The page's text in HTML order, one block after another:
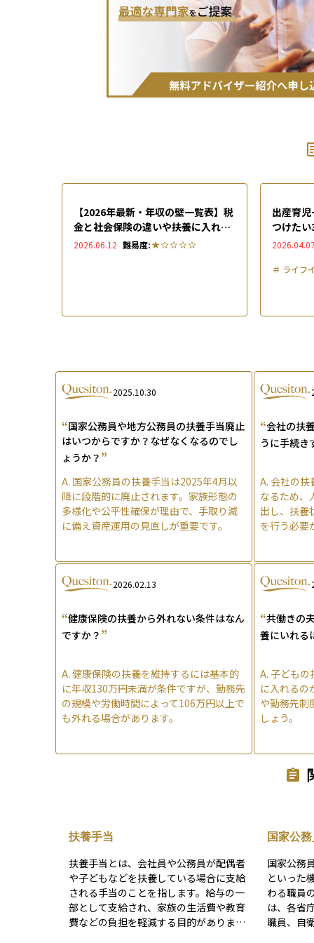
【2026年最新・年収の壁一覧表】税
金と社会保険の違いや扶養に入れる
ための手続きを解説
2026.06.12 難易度:
出産育
つけた
中の支
＃ ライフ
2025.10.30
“国家公務員や地方公務員の扶養手当廃止
はいつからですか？なぜなくなるのでし
ょうか？ ”
A. 国家公務員の扶養手当は2025年4月以
降に段階的に廃止されます。家族形態の
多様化や公平性確保が理由で、手取り減
に備え資産運用の見直しが重要です。
“会社の扶
うに手続き
A. 会社の扶
なるため、
出し、扶養
を行う必要
2026.02.13
“健康保険の扶養から外れない条件はなん
ですか？ ”
A. 健康保険の扶養を維持するには基本的
に年収130万円未満が条件ですが、勤務先
の規模や労働時間によって106万円以上で
も外れる場合があります。
“共働きの
養にいれる
A. 子どもの
に入れるの
や勤務先制
しょう。
扶養手当
扶養手当とは、会社員や公務員が配偶者
や子どもなどを扶養している場合に支給
される手当のことを指します。給与の一
部として支給され、家族の生活費や教育
費などの負担を軽減する目的がありま
国家公
国家公務
といった
わる職員
は、各省
職員、自